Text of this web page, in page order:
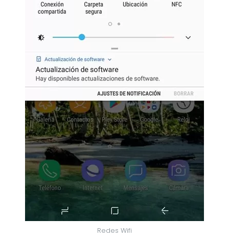
Redes Wifi